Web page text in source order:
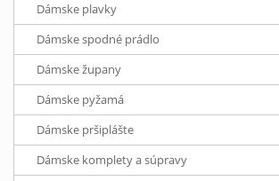
Dámske plavky
Dámske spodné prádlo
Dámske župany
Dámske pyžamá
Dámske pršiplášte
Dámske komplety a súpravy